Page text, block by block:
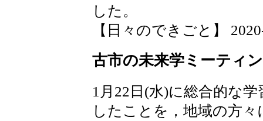
した。
【日々のできごと】
古市の未来学ミーティ
1月22日(水)に総合的な
したことを，地域の方